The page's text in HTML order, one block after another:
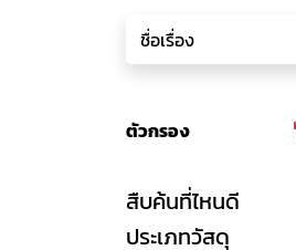
ตัวกรอง
สืบค้นที่ไหนดี
ประเภทวัสดุ